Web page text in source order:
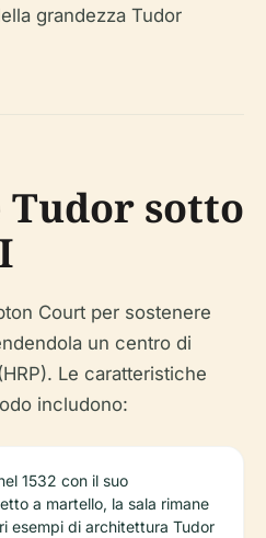
grandezza Tudor
Tudor sotto
Court per sostenere
un centro di
Le caratteristiche
includono:
1532 con il suo
a martello, la sala rimane
esempi di architettura Tudor